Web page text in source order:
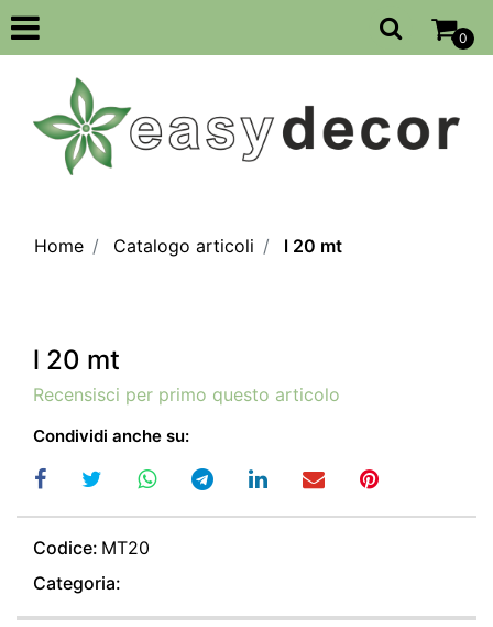
Open
0
Home Catalogo articoli l 20 mt
l 20 mt
Recensisci per primo questo articolo
Condividi anche su:
Codice: MT20
Categoria: